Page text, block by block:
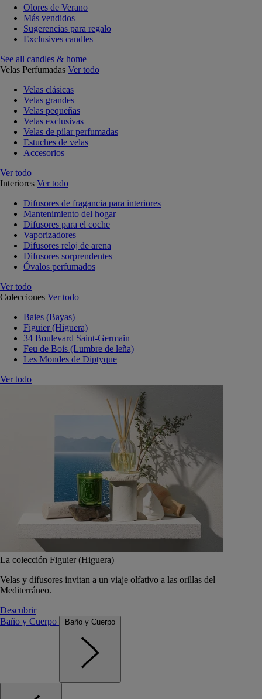
Olores de Verano
Más vendidos
Sugerencias para regalo
Exclusives candles
See all candles & home
Velas Perfumadas Ver todo
Velas clásicas
Velas grandes
Velas pequeñas
Velas exclusivas
Velas de pilar perfumadas
Estuches de velas
Accesorios
Ver todo
Interiores Ver todo
Difusores de fragancia para interiores
Mantenimiento del hogar
Difusores para el coche
Vaporizadores
Difusores reloj de arena
Difusores sorprendentes
Óvalos perfumados
Ver todo
Colecciones Ver todo
Baies (Bayas)
Figuier (Higuera)
34 Boulevard Saint-Germain
Feu de Bois (Lumbre de leña)
Les Mondes de Diptyque
Ver todo
La colección Figuier (Higuera)
Velas y difusores invitan a un viaje olfativo a las orillas del
Mediterráneo.
Descubrir
Baño y Cuerpo
Baño y Cuerpo